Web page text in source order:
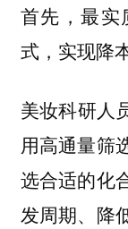
首先，最实
式，实现降
美妆科研人
用高通量筛
选合适的化
发周期、降